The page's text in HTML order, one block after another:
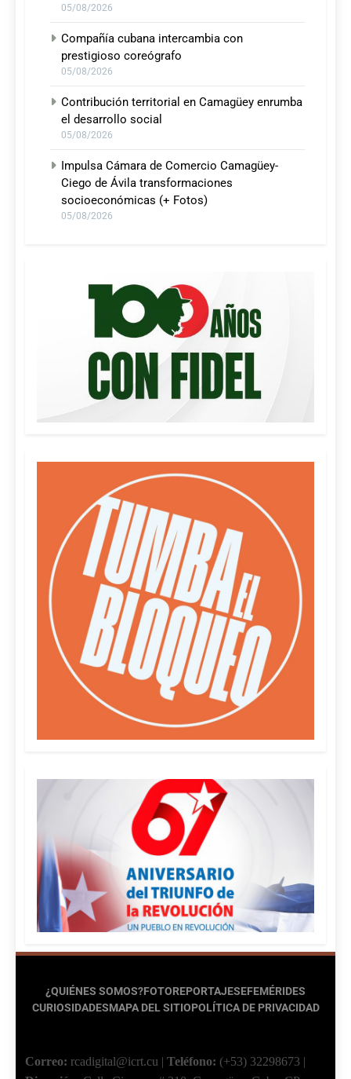
05/08/2026
Compañía cubana intercambia con
prestigioso coreógrafo
05/08/2026
Contribución territorial en Camagüey enrumba
el desarrollo social
05/08/2026
Impulsa Cámara de Comercio Camagüey-
Ciego de Ávila transformaciones
socioeconómicas (+ Fotos)
05/08/2026
¿QUIÉNES SOMOS?FOTOREPORTAJESEFEMÉRIDES
CURIOSIDADESMAPA DEL SITIOPOLÍTICA DE PRIVACIDAD
Correo: rcadigital@icrt.cu | Teléfono: (+53) 32298673 |